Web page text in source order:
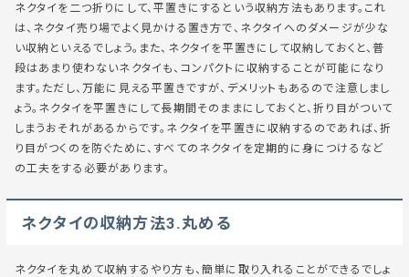
ネクタイを二つ折りにして、平置きにするという収納方法もあります。これ
は、ネクタイ売り場でよく見かける置き方で、ネクタイへのダメージが少な
い収納といえるでしょう。また、ネクタイを平置きにして収納しておくと、普
段はあまり使わないネクタイも、コンパクトに収納することが可能になり
ます。ただし、万能に見える平置きですが、デメリットもあるので注意しまし
ょう。ネクタイを平置きにして長期間そのままにしておくと、折り目がついて
しまうおそれがあるからです。ネクタイを平置きに収納するのであれば、折
り目がつくのを防ぐために、すべてのネクタイを定期的に身につけるなど
の工夫をする必要があります。
ネクタイの収納方法3.丸める
ネクタイを丸めて収納するやり方も、簡単に取り入れることができるでしょ